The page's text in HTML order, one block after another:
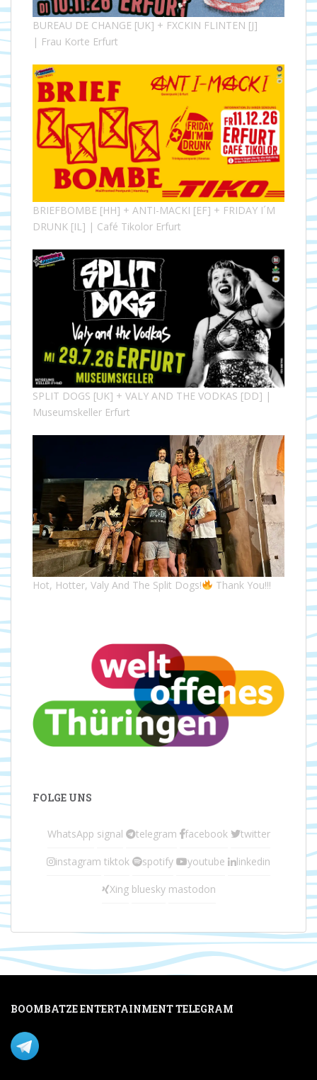
BUREAU DE CHANGE [UK] + FXCKIN FLINTEN [J]
| Frau Korte Erfurt
BRIEFBOMBE [HH] + ANTI-MACKI [EF] + FRIDAY I´M
DRUNK [IL] | Café Tikolor Erfurt
SPLIT DOGS [UK] + VALY AND THE VODKAS [DD] |
Museumskeller Erfurt
Hot, Hotter, Valy And The Split Dogs! Thank You!!!
FOLGE UNS
WhatsApp signal telegram facebook twitter
instagram tiktok spotify youtube linkedin
Xing bluesky mastodon
BOOMBATZE ENTERTAINMENT TELEGRAM